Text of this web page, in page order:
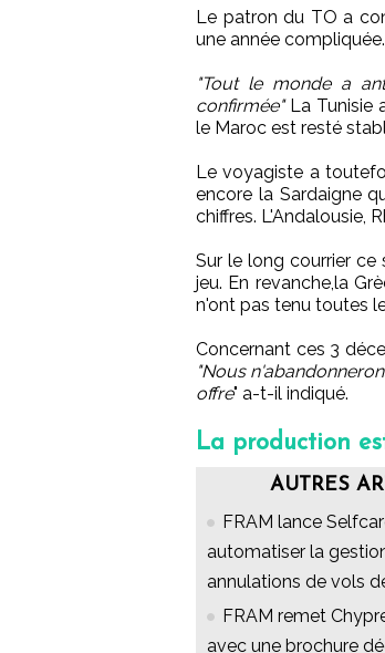
Le patron du TO a
une année compliquée.
"Tout le monde a
confirmée"La Tunisie
le Maroc est resté
Le voyagiste a
encore la Sardaigne
chiffres. L'Andalousie,
Sur le long courrier ce
jeu. En revanche,la
n'ont pas tenu toutes
Concernant ces 3
"Nous
offre" a-t-il indiqué.
La production
AUTRES
FRAM lance
automatiser la
annulations de vols
FRAM remet
avec une brochure